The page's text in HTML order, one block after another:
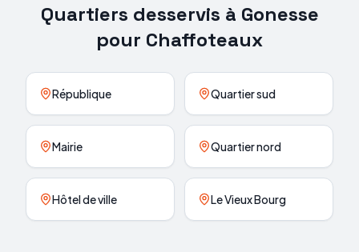
Quartiers desservis à Gonesse
pour Chaffoteaux
République Quartier sud
Mairie Quartier nord
Hôtel de ville Le Vieux Bourg